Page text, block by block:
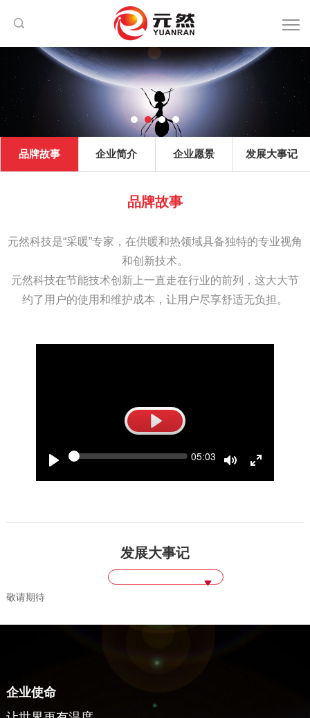
品牌故事 企业简介 企业愿景 发展大事记
品牌故事
元然科技是“采暖”专家，在供暖和热领域具备独特的专业视角
和创新技术。
元然科技在节能技术创新上一直走在行业的前列，这大大节
约了用户的使用和维护成本，让用户尽享舒适无负担。
Play
Seek Current
05:03
ToggleToggle
发展大事记
敬请期待
企业使命